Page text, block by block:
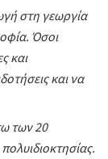
στη γεωργία
Όσοι
και
και να
των 20